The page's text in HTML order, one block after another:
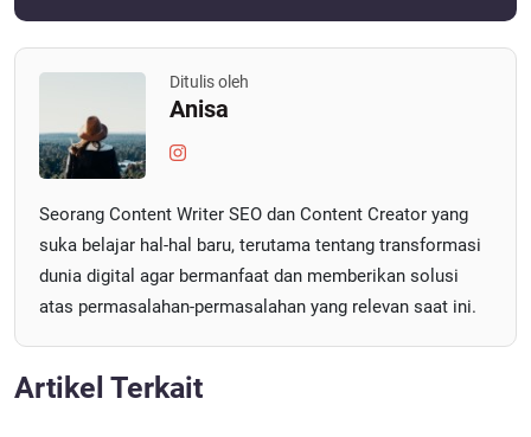
Ditulis oleh
Anisa
Seorang Content Writer SEO dan Content Creator yang
suka belajar hal-hal baru, terutama tentang transformasi
dunia digital agar bermanfaat dan memberikan solusi
atas permasalahan-permasalahan yang relevan saat ini.
Artikel Terkait